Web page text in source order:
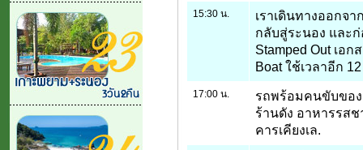
15:30 น.
เราเดินทางออกจ
กลับสู่ระนอง และก่
Stamped Out เอ
Boat ใช้เวลาอีก
17:00 น.
รถพร้อมคนขับของ
ร้านดัง อาหารรสช
คารเคียงเล.